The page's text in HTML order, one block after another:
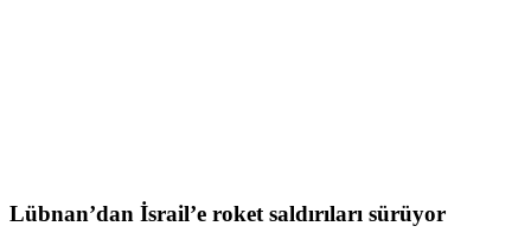
Lübnan’dan İsrail’e roket saldırıları sürüyor